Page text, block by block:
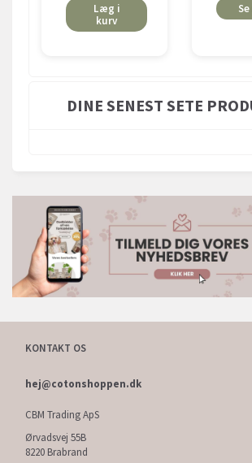
Læg i
kurv
DINE SENEST SETE
KONTAKT OS
hej@cotonshoppen.dk
CBM Trading ApS
Ørvadsvej 55B
8220 Brabrand